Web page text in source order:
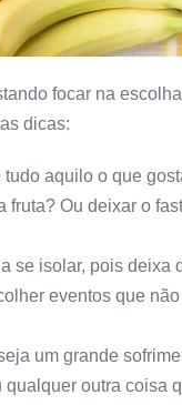
focar na
dicas:
aquilo o que
Ou deixar o
se isolar, pois deixa
eventos que
um grande
outra coisa